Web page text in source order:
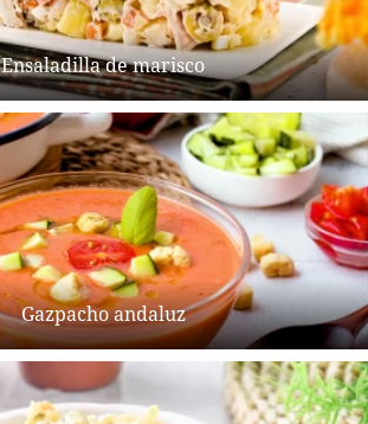
Ensaladilla de marisco
Gazpacho andaluz